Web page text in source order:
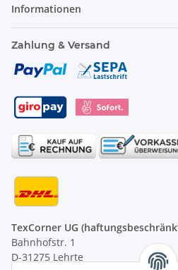
Informationen
Zahlung & Versand
TexCorner UG
Bahnhofstr. 1
D-31275 Lehrte